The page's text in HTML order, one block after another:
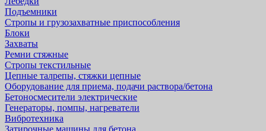
Подъемники
Стропы и грузозахватные приспособления
Блоки
Захваты
Ремни стяжные
Стропы текстильные
Цепные талрепы, стяжки цепные
Оборудование для приема, подачи раствора/бетона
Бетоносмесители электрические
Генераторы, помпы, нагреватели
Вибротехника
Затирочные машины для бетона